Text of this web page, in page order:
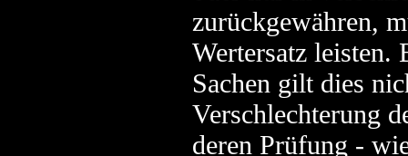
zurückgewähren,
Wertersatz leisten.
Sachen gilt dies
Verschlechterung
deren Prüfung -